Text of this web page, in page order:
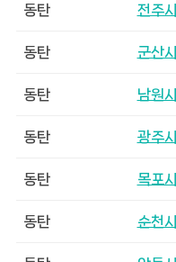
동탄 전주시
동탄 군산시
동탄 남원시
동탄 광주시
동탄 목포시
동탄 순천시